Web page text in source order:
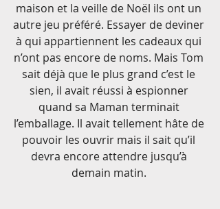
maison et la veille de Noël ils ont un
autre jeu préféré. Essayer de deviner
à qui appartiennent les cadeaux qui
n’ont pas encore de noms. Mais Tom
sait déjà que le plus grand c’est le
sien, il avait réussi à espionner
quand sa Maman terminait
l’emballage. Il avait tellement hâte de
pouvoir les ouvrir mais il sait qu’il
devra encore attendre jusqu’à
demain matin.